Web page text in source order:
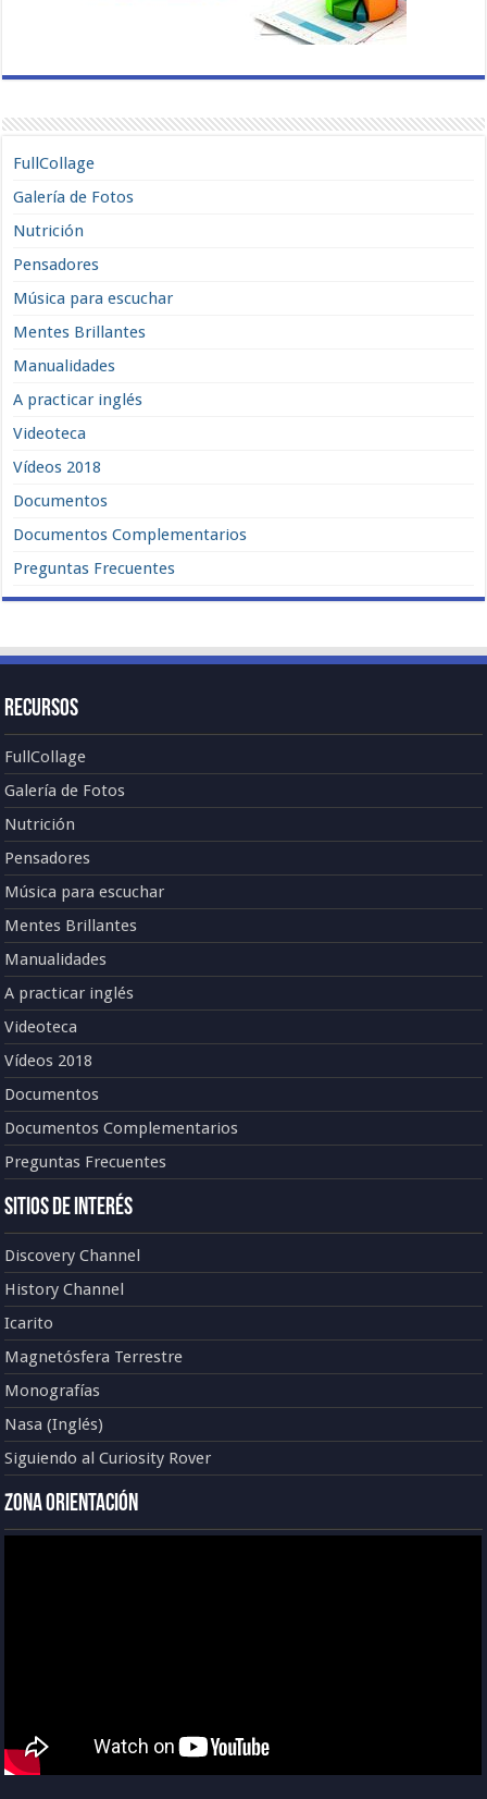
FullCollage
Galería de Fotos
Nutrición
Pensadores
Música para escuchar
Mentes Brillantes
Manualidades
A practicar inglés
Videoteca
Vídeos 2018
Documentos
Documentos Complementarios
Preguntas Frecuentes
Recursos
FullCollage
Galería de Fotos
Nutrición
Pensadores
Música para escuchar
Mentes Brillantes
Manualidades
A practicar inglés
Videoteca
Vídeos 2018
Documentos
Documentos Complementarios
Preguntas Frecuentes
Sitios de Interés
Discovery Channel
History Channel
Icarito
Magnetósfera Terrestre
Monografías
Nasa (Inglés)
Siguiendo al Curiosity Rover
Zona Orientación